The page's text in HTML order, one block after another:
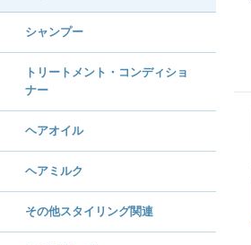
シャンプー
トリートメント・コンディショ
ナー
ヘアオイル
ヘアミルク
その他スタイリング関連